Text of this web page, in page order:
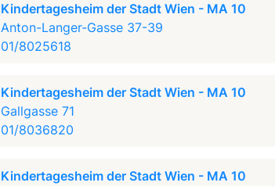
Kindertagesheim der Stadt Wien - MA 10
Anton-Langer-Gasse 37-39
01/8025618
Kindertagesheim der Stadt Wien - MA 10
Gallgasse 71
01/8036820
Kindertagesheim der Stadt Wien - MA 10